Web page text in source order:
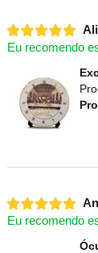
Eu recomendo
Eu recomendo